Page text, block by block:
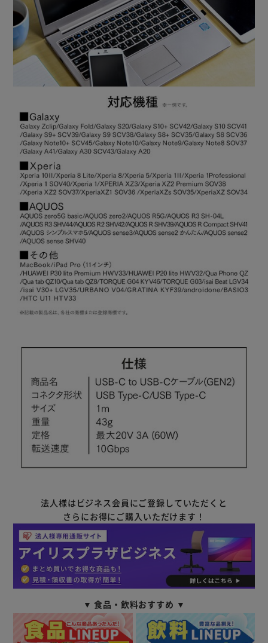
法人様はビジネス会員にご登録していただくと
さらにお得にご購入いただけます！
▼ 食品・飲料おすすめ ▼